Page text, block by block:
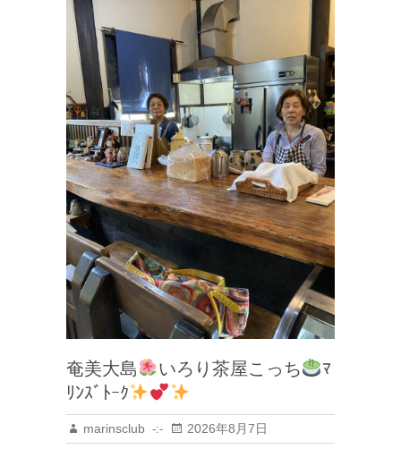
奄美大島 いろり茶屋こっち
ﾏ
ﾘﾝｽﾞﾄｰｸ
marinsclub 2026年8月7日